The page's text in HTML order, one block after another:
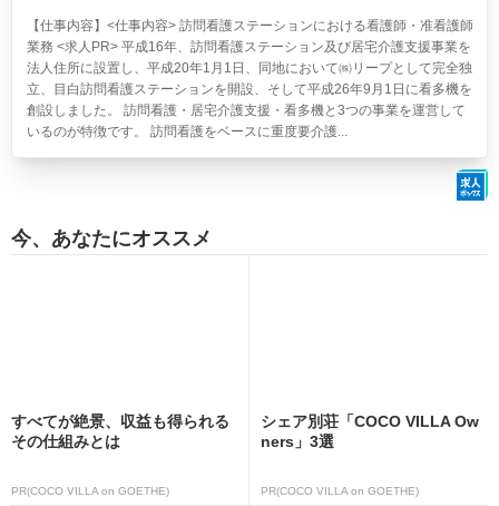
【仕事内容】<仕事内容> 訪問看護ステーションにおける看護師・准看護師
業務 <求人PR> 平成16年、訪問看護ステーション及び居宅介護支援事業を
法人住所に設置し、平成20年1月1日、同地において㈱リープとして完全独
立、目白訪問看護ステーションを開設、そして平成26年9月1日に看多機を
創設しました。 訪問看護・居宅介護支援・看多機と3つの事業を運営して
いるのが特徴です。 訪問看護をベースに重度要介護...
今、あなたにオススメ
すべてが絶景、収益も得られる
その仕組みとは
PR(COCO VILLA on GOETHE)
シェア別荘「COCO VILLA Ow
ners」3選
PR(COCO VILLA on GOETHE)